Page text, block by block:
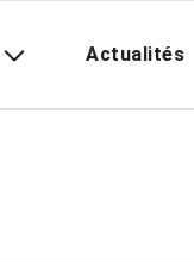
Actualités